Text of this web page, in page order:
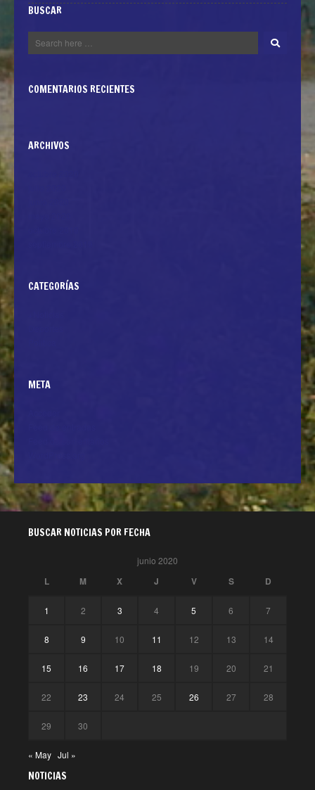
BUSCAR
COMENTARIOS RECIENTES
ARCHIVOS
CATEGORÍAS
META
BUSCAR NOTICIAS POR FECHA
junio 2020
L M X J V S D
1 2 3 4 5 6 7
8 9 10 11 12 13 14
15 16 17 18 19 20 21
22 23 24 25 26 27 28
29 30
« May Jul »
NOTICIAS